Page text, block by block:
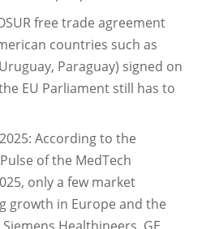
free trade agreement
countries such as
Paraguay) signed on
EU Parliament still has to
According to the
of the MedTech
only a few market
growth in Europe and the